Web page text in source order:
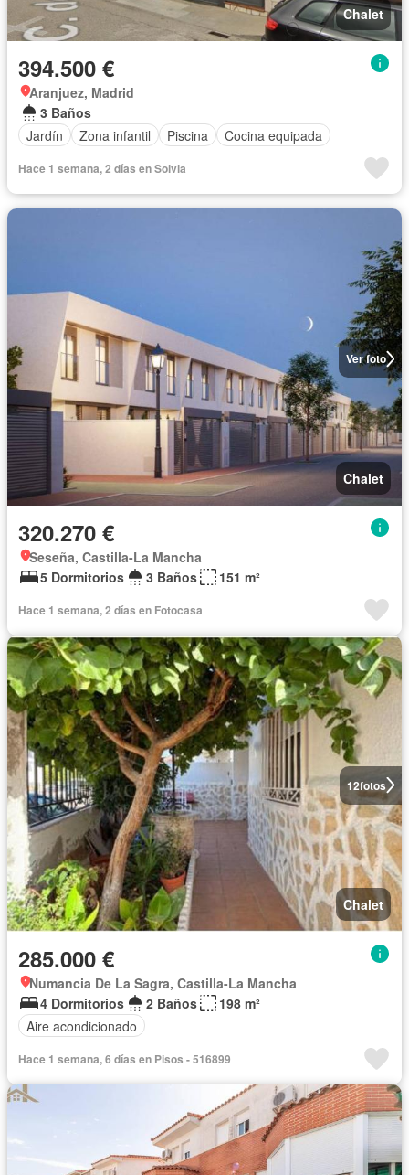
Chalet
394.500 €
Aranjuez, Madrid
3 Baños
Jardín
Zona infantil Piscina Cocina equipada
Hace 1 semana, 2 días en Solvia
Ver foto
Chalet
320.270 €
Seseña, Castilla-La Mancha
5 Dormitorios
3 Baños 151 m²
Hace 1 semana, 2 días en Fotocasa
12fotos
Chalet
285.000 €
Numancia De La Sagra, Castilla-La Mancha
4 Dormitorios
2 Baños
198 m²
Aire acondicionado
Hace 1 semana, 6 días en Pisos - 516899